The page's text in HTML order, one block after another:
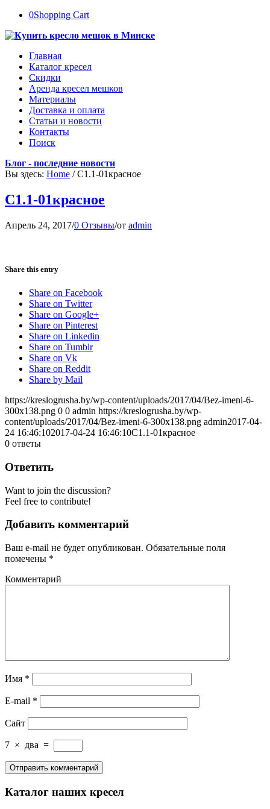
0Shopping Cart
Главная
Каталог кресел
Скидки
Аренда кресел мешков
Материалы
Доставка и оплата
Статьи и новости
Контакты
Поиск
Блог - последние новости
Вы здесь: Home / С1.1-01красное
С1.1-01красное
Апрель 24, 2017/0 Отзывы/от admin
Share this entry
Share on Facebook
Share on Twitter
Share on Google+
Share on Pinterest
Share on Linkedin
Share on Tumblr
Share on Vk
Share on Reddit
Share by Mail
https://kreslogrusha.by/wp-content/uploads/2017/04/Bez-imeni-6-
300x138.png 0 0 admin https://kreslogrusha.by/wp-
content/uploads/2017/04/Bez-imeni-6-300x138.png admin2017-04-
24 16:46:102017-04-24 16:46:10С1.1-01красное
0 ответы
Ответить
Want to join the discussion?
Feel free to contribute!
Добавить комментарий
Ваш e-mail не будет опубликован. Обязательные поля
помечены *
Комментарий
Имя *
E-mail *
Сайт
7 × два =
Каталог наших кресел